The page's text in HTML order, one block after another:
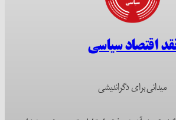
اقتصاد سیاسی
میدانی برای دگراندیشی